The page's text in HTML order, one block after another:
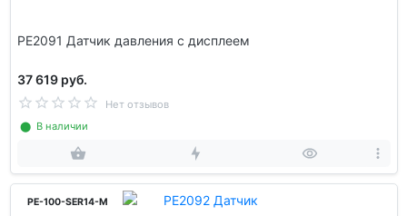
PE2091 Датчик давления с дисплеем
37 619 руб.
Нет отзывов
⬤ В наличии
PE-100-SER14-M